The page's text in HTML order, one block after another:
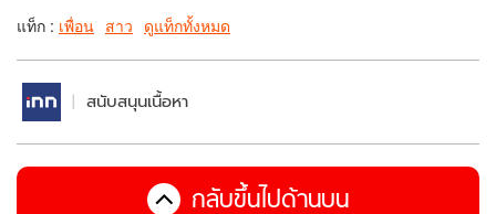
แท็ก : เพื่อน สาว ดูแท็กทั้งหมด
สนับสนุนเนื้อหา
กลับขึ้นไปด้านบน